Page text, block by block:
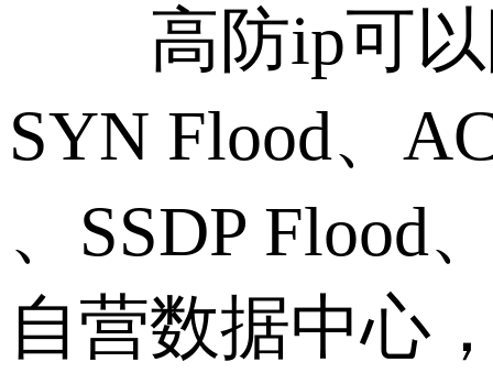
高防ip可以
SYN Flood、
、SSDP Flood
自营数据中心